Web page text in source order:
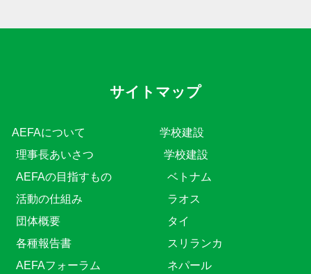
サイトマップ
AEFAについて
理事長あいさつ
AEFAの目指すもの
活動の仕組み
団体概要
各種報告書
AEFAフォーラム
学校建設
学校建設
ベトナム
ラオス
タイ
スリランカ
ネパール